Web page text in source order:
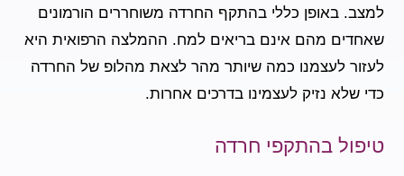
למצב. באופן כללי בהתקף החרדה משוחררים הורמונים
שאחדים מהם אינם בריאים למח. ההמלצה הרפואית היא
לעזור לעצמנו כמה שיותר מהר לצאת מהלופ של החרדה
כדי שלא נזיק לעצמינו בדרכים אחרות.
טיפול בהתקפי חרדה